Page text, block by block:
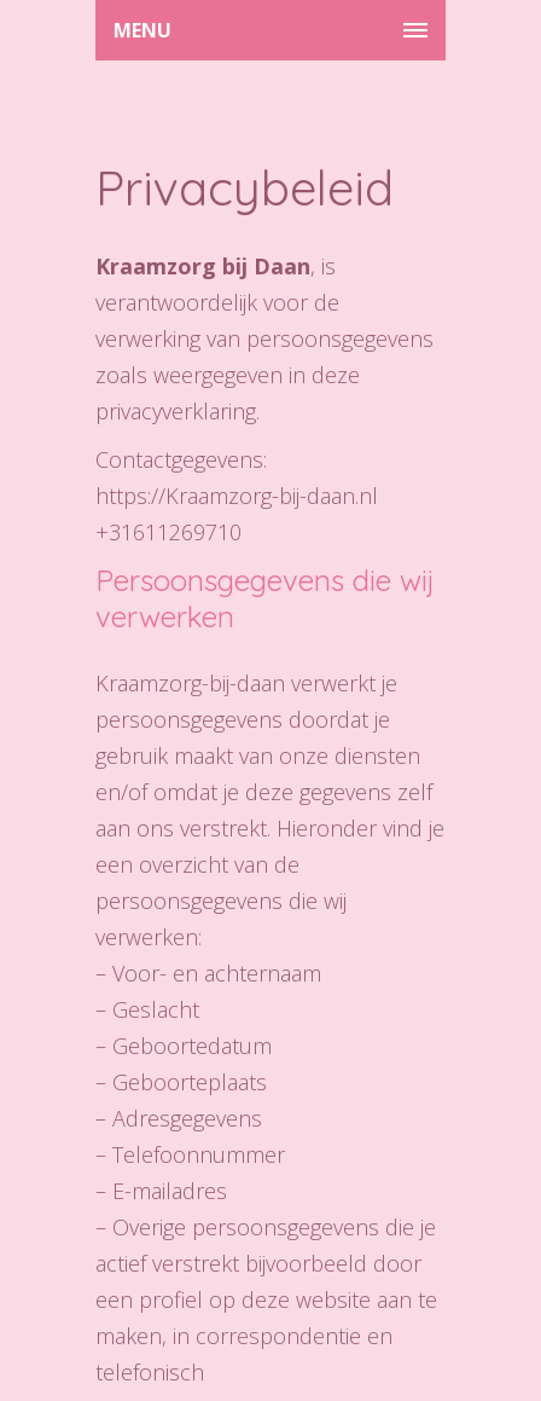
MENU
Privacybeleid
Kraamzorg bij Daan, is
verantwoordelijk voor de
verwerking van persoonsgegevens
zoals weergegeven in deze
privacyverklaring.
Contactgegevens:
https://Kraamzorg-bij-daan.nl
+31611269710
Persoonsgegevens die wij
verwerken
Kraamzorg-bij-daan verwerkt je
persoonsgegevens doordat je
gebruik maakt van onze diensten
en/of omdat je deze gegevens zelf
aan ons verstrekt. Hieronder vind je
een overzicht van de
persoonsgegevens die wij
verwerken:
– Voor- en achternaam
– Geslacht
– Geboortedatum
– Geboorteplaats
– Adresgegevens
– Telefoonnummer
– E-mailadres
– Overige persoonsgegevens die je
actief verstrekt bijvoorbeeld door
een profiel op deze website aan te
maken, in correspondentie en
telefonisch